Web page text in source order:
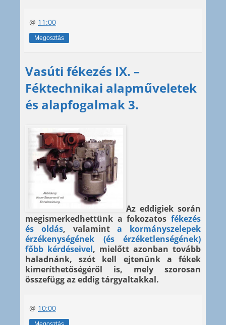
@ 11:00
Megosztás
Vasúti fékezés IX. –
Féktechnikai alapműveletek
és alapfogalmak 3.
Az eddigiek során
megismerkedhettünk a fokozatos fékezés
és oldás, valaminta kormányszelepek
érzékenységének (és érzéketlenségének)
főbb kérdéseivel, mielőtt azonban tovább
haladnánk, szót kell ejtenünk a fékek
kimeríthetőségéről is, mely szorosan
összefügg az eddig tárgyaltakkal.
@ 10:00